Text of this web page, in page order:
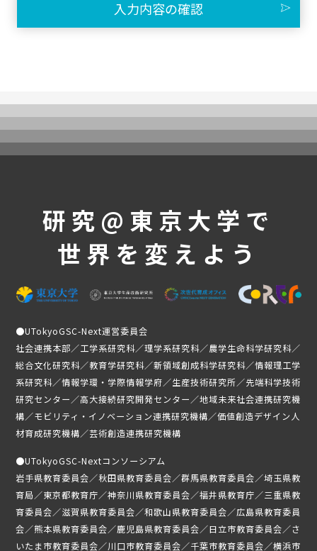
研究@東京大学で
世界を変えよう
●UTokyoGSC-Next運営委員会
社会連携本部／工学系研究科／理学系研究科／農学生命科学研究科／
総合文化研究科／教育学研究科／新領域創成科学研究科／情報理工学
系研究科／情報学環・学際情報学府／生産技術研究所／先端科学技術
研究センター／高大接続研究開発センター／地域未来社会連携研究機
構／モビリティ・イノベーション連携研究機構／価値創造デザイン人
材育成研究機構／芸術創造連携研究機構
●UTokyoGSC-Nextコンソーシアム
岩手県教育委員会／秋田県教育委員会／群馬県教育委員会／埼玉県教
育局／東京都教育庁／神奈川県教育委員会／福井県教育庁／三重県教
育委員会／滋賀県教育委員会／和歌山県教育委員会／広島県教育委員
会／熊本県教育委員会／鹿児島県教育委員会／日立市教育委員会／さ
いたま市教育委員会／川口市教育委員会／千葉市教育委員会／横浜市